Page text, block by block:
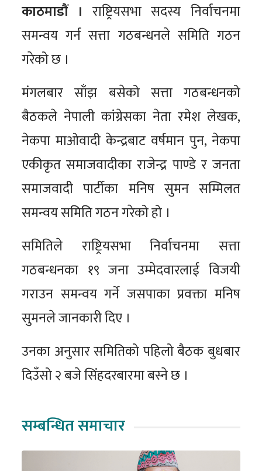
काठमाडौं । राष्ट्रियसभा सदस्य निर्वाचनमा
समन्वय गर्न सत्ता गठबन्धनले समिति गठन
गरेको छ ।
मंगलबार साँझ बसेको सत्ता गठबन्धनको
बैठकले नेपाली कांग्रेसका नेता रमेश लेखक,
नेकपा माओवादी केन्द्रबाट वर्षमान पुन, नेकपा
एकीकृत समाजवादीका राजेन्द्र पाण्डे र जनता
समाजवादी पार्टीका मनिष सुमन सम्मिलत
समन्वय समिति गठन गरेको हो ।
समितिले राष्ट्रियसभा निर्वाचनमा सत्ता
गठबन्धनका १९ जना उम्मेदवारलाई विजयी
गराउन समन्वय गर्ने जसपाका प्रवक्ता मनिष
सुमनले जानकारी दिए ।
उनका अनुसार समितिको पहिलो बैठक बुधबार
दिउँसो २ बजे सिंहदरबारमा बस्ने छ ।
सम्बन्धित समाचार